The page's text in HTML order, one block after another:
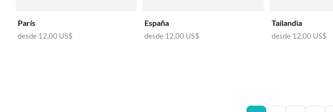
París
desde 12,00 US$
España
desde 12,00 US$
Tailandia
desde 12,00 US$